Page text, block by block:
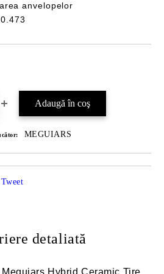
anvelopelor
MEGUIARS
Tweet
detaliată
Hybrid Ceramic Tire